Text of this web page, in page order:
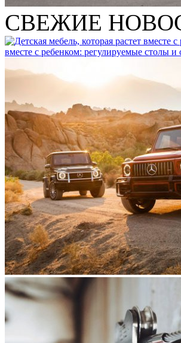
СВЕЖИЕ
вместе с ребенком: регулируемые столы и